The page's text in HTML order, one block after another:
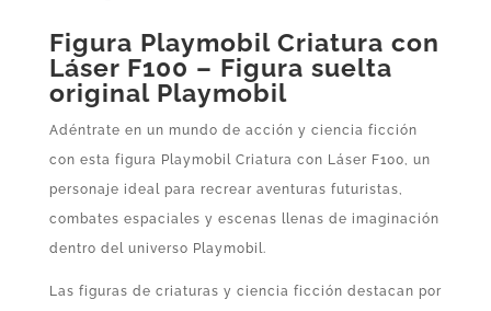
Figura Playmobil Criatura con
Láser F100 – Figura suelta
original Playmobil
Adéntrate en un mundo de acción y ciencia ficción
con esta figura Playmobil Criatura con Láser F100, un
personaje ideal para recrear aventuras futuristas,
combates espaciales y escenas llenas de imaginación
dentro del universo Playmobil.
Las figuras de criaturas y ciencia ficción destacan por